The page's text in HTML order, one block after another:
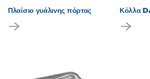
Πλαίσιο γυάλινης πόρτας Κόλλα